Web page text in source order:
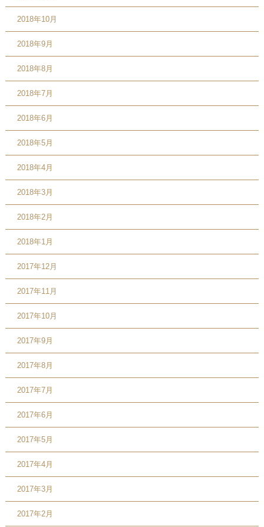
2018年10月
2018年9月
2018年8月
2018年7月
2018年6月
2018年5月
2018年4月
2018年3月
2018年2月
2018年1月
2017年12月
2017年11月
2017年10月
2017年9月
2017年8月
2017年7月
2017年6月
2017年5月
2017年4月
2017年3月
2017年2月